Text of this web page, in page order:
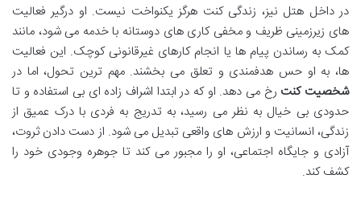
در داخل هتل نیز، زندگی کنت هرگز یکنواخت نیست. او درگیر فعالیت
های زیرزمینی ظریف و مخفی کاری های دوستانه با خدمه می شود، مانند
کمک به رساندن پیام ها یا انجام کارهای غیرقانونی کوچک. این فعالیت
ها، به او حس هدفمندی و تعلق می بخشند. مهم ترین تحول، اما در
شخصیت کنت رخ می دهد. او که در ابتدا اشراف زاده ای بی استفاده و تا
حدودی بی خیال به نظر می رسید، به تدریج به فردی با درک عمیق از
زندگی، انسانیت و ارزش های واقعی تبدیل می شود. از دست دادن ثروت،
آزادی و جایگاه اجتماعی، او را مجبور می کند تا جوهره وجودی خود را
کشف کند.